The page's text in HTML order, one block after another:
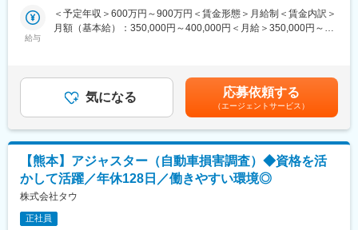
【社員の9割が未経験スタート】
「時計やジュエリーの知識がないから不安…」
◆入社3年目・主任（都内店舗）元保育士
◆入社1年目・一般社員（関西店舗）元不動産営業
◆入社3年目・一般社員（都内店舗）元飲食店スタッフ
【働く魅力】
・個人ノルマなし／チームで目標達成
・店舗達成でインセンティブ支給
・20代平均年収700万円
・年齢／社歴に関係なく評価→若手管理職多数
・月9日休み／土日休みも柔軟取得可
から直接の工事のご依頼いただき、最初から最後までプロジェク
トの中心に立ち、「どうつくるか」「どう動かし続けるか」を考
■お任せすること
既存顧客に対して給排水設備・空調設備の新築・改修・メンテナ
ンスなどの案件を企画から施工管理まで一貫して担当していただ
量と自由度が高く、自分の考えを反映させながら顧客提案や施工
管理をしていただける環境です。
【当社に向いている方】
・下請け中心の現場のため、裁量が少ないため、裁量を持って働
ける環境を求めたい！
給与
＜予定年収＞600万円～900万円＜賃金形態＞月給制＜賃金内訳＞
月額（基本給）：350,000円～400,000円＜月給＞350,000円～
目 年収700万円成果に応じて昇給昇格！30代部長の方もいらっ
しゃいます！賃金はあくまでも目安の金額であり、選考を通じて
上下する可能性があります。月給(月額)は固定手当を含めた表記で
す。
気になる 応募依頼する
（エージェントサービス）
【熊本】アジャスター（自動車損害調査）◆資格を活
かして活躍／年休128日／働きやすい環境◎
株式会社タウ
正社員